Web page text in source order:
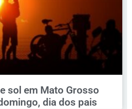
sol em Mato Grosso
dia dos pais